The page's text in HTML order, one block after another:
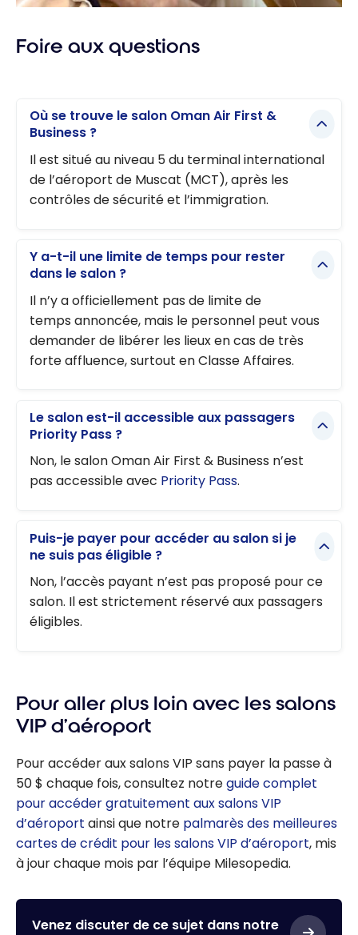
Foire aux questions
Où se trouve le salon Oman Air First &
Business ?
Il est situé au niveau 5 du terminal international
de l’aéroport de Muscat (MCT), après les
contrôles de sécurité et l’immigration.
Y a-t-il une limite de temps pour rester
dans le salon ?
Il n’y a officiellement pas de limite de
temps annoncée, mais le personnel peut vous
demander de libérer les lieux en cas de très
forte affluence, surtout en Classe Affaires.
Le salon est-il accessible aux passagers
Priority Pass ?
Non, le salon Oman Air First & Business n’est
pas accessible avec Priority Pass.
Puis-je payer pour accéder au salon si je
ne suis pas éligible ?
Non, l’accès payant n’est pas proposé pour ce
salon. Il est strictement réservé aux passagers
éligibles.
Pour aller plus loin avec les salons
VIP d’aéroport
Pour accéder aux salons VIP sans payer la passe à
50 $ chaque fois, consultez notreguide complet
pour accéder gratuitement aux salons VIP
d’aéroport ainsi que notre palmarès des meilleures
cartes de crédit pour les salons VIP d’aéroport, mis
à jour chaque mois par l’équipe Milesopedia.
Venez discuter de ce sujet dans notre